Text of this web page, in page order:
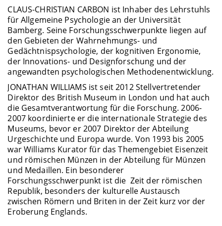
CLAUS-CHRISTIAN CARBON ist Inhaber des Lehrstuhls
für Allgemeine Psychologie an der Universität
Bamberg. Seine Forschungsschwerpunkte liegen auf
den Gebieten der Wahrnehmungs- und
Gedächtnispsychologie, der kognitiven Ergonomie,
der Innovations- und Designforschung und der
angewandten psychologischen Methodenentwicklung.
JONATHAN WILLIAMS ist seit 2012 Stellvertretender
Direktor des British Museum in London und hat auch
die Gesamtverantwortung für die Forschung. 2006-
2007 koordinierte er die internationale Strategie des
Museums, bevor er 2007 Direktor der Abteilung
Urgeschichte und Europa wurde. Von 1993 bis 2005
war Williams Kurator für das Themengebiet Eisenzeit
und römischen Münzen in der Abteilung für Münzen
und Medaillen. Ein besonderer
Forschungsschwerpunkt ist die Zeit der römischen
Republik, besonders der kulturelle Austausch
zwischen Römern und Briten in der Zeit kurz vor der
Eroberung Englands.